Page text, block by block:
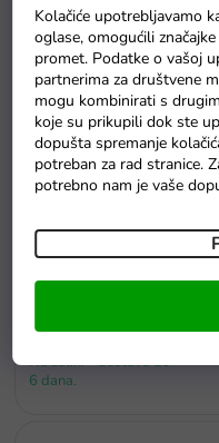
Kolačiće upotrebljavamo
oglase, omogućili
promet. Podatke o vašoj
partnerima za društvene
mogu kombinirati s
koje su prikupili dok ste
dopušta spremanje
potreban za rad stranice.
potrebno nam je vaše
Bicikl bez pedala Balancer
žuti
Na zalihama
country 3u1 crni
Na zalihi - dostava do
6 dana.